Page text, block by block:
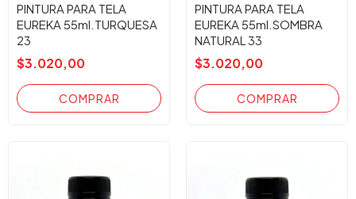
PINTURA PARA TELA
EUREKA 55ml.TURQUESA
23
$3.020,00
PINTURA PARA TELA
EUREKA 55ml.SOMBRA
NATURAL 33
$3.020,00